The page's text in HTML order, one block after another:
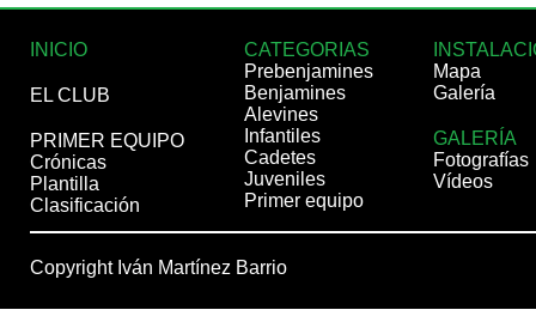
INICIO
EL CLUB
PRIMER EQUIPO
Crónicas
Plantilla
Clasificación
CATEGORIAS
Prebenjamines
Benjamines
Alevines
Infantiles
Cadetes
Juveniles
Primer equipo
Mapa
Galería
GALERÍA
Fotografías
Vídeos
Copyright Iván Martínez Barrio